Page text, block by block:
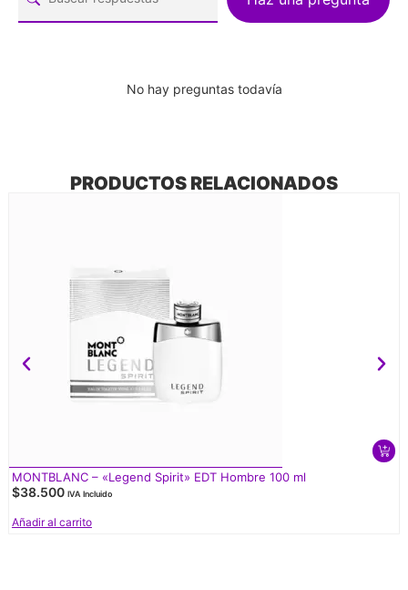
No hay preguntas todavía
PRODUCTOS RELACIONADOS
MONTBLANC – «Legend Spirit» EDT Hombre 100 ml
$38.500 IVA Incluido
Añadir al carrito